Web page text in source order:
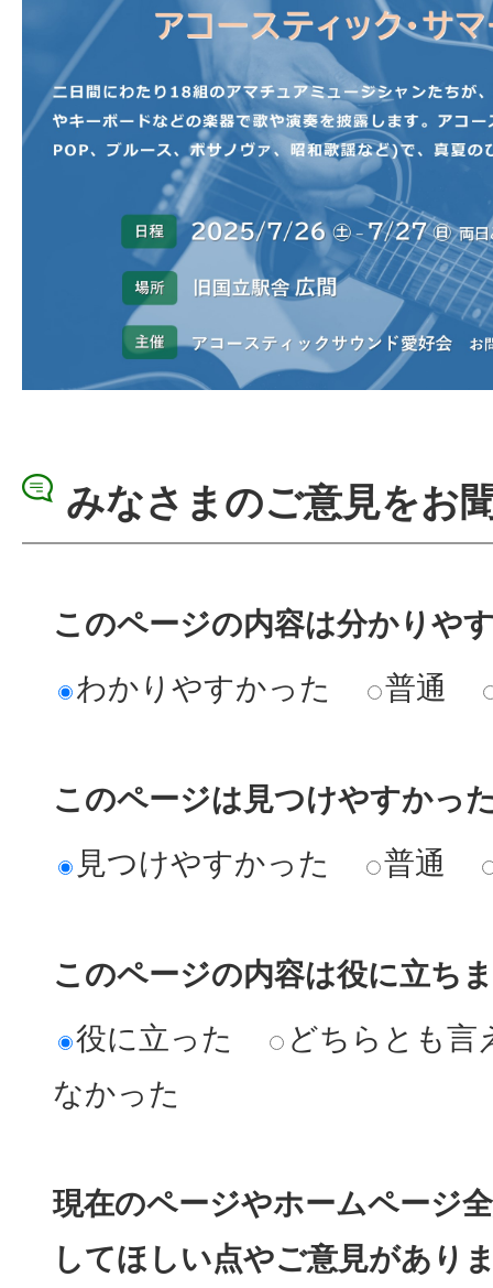
みなさまのご意見をお
このページの内容は分かりや
わかりやすかった
普通
このページは見つけやすかっ
見つけやすかった
普通
このページの内容は役に立ち
役に立った
どちらとも言
なかった
現在のページやホームページ
してほしい点やご意見があり